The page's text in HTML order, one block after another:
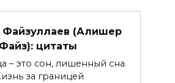
(Алишер
Файз): цитаты
– это сон, лишенный сна.
за границей